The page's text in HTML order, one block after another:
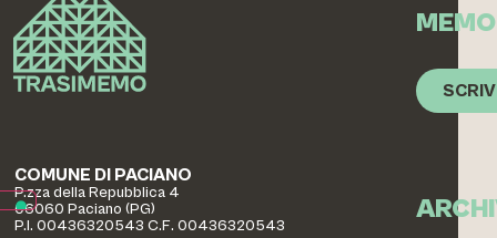
COMUNE DI PACIANO
P.zza della Repubblica 4
06060 Paciano (PG)
P.I. 00436320543 C.F. 00436320543